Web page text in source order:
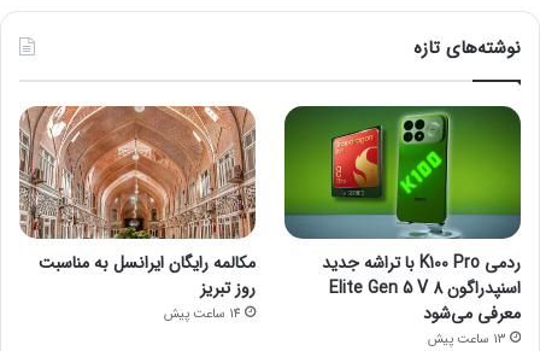
نوشته‌های تازه
ردمی K100 Pro با تراشه جدید
اسنپدراگون 8 Elite Gen 5 V
معرفی می‌شود
13 ساعت پیش
مکالمه رایگان ایرانسل به مناسبت
روز تبریز
14 ساعت پیش